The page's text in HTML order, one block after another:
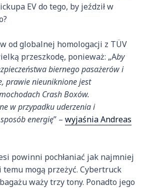
EV do tego, by jeździł w
od globalnej homologacji z TÜV
przeszkodę, ponieważ: „Aby
biernego pasażerów i
prawie nieuniknione jest
Crash Boxów.
w przypadku uderzenia i
energię” – wyjaśnia Andreas
powinni pochłaniać jak najmniej
mogą przeżyć. Cybertruck
waży trzy tony. Ponadto jego